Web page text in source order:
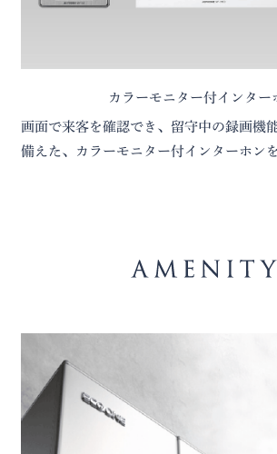
カラーモニター付インター
画面で来客を確認でき、留守中の録画機
備えた、カラーモニター付インターホン